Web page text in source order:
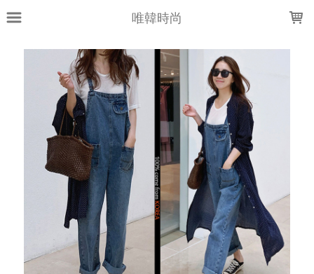
唯韓時尚